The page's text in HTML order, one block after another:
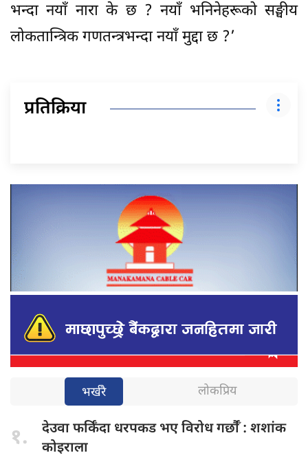
भन्दा नयाँ नारा के छ ? नयाँ भनिनेहरूको सङ्घीय
लोकतान्त्रिक गणतन्त्रभन्दा नयाँ मुद्दा छ ?’
प्रतिक्रिया
भर्खरै लोकप्रिय
१. देउवा फर्किँदा धरपकड भए विरोध गर्छौँं : शशांक
कोइराला